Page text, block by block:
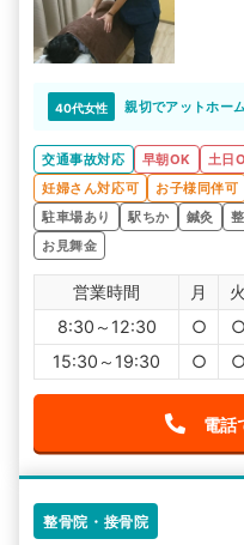
40代女性 親切でアットホー
交通事故対応 早朝OK 土日
妊婦さん対応可
お子様同伴可
駐車場あり
駅ちか 鍼灸
お見舞金
営業時間 月 火
8:30～12:30
○ ○
15:30～19:30
○ ○
電話
整骨院・接骨院